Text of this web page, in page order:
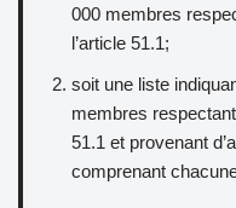
000 membres
l’article 51.1;
soit une liste
membres
51.1 et provenant
comprenant